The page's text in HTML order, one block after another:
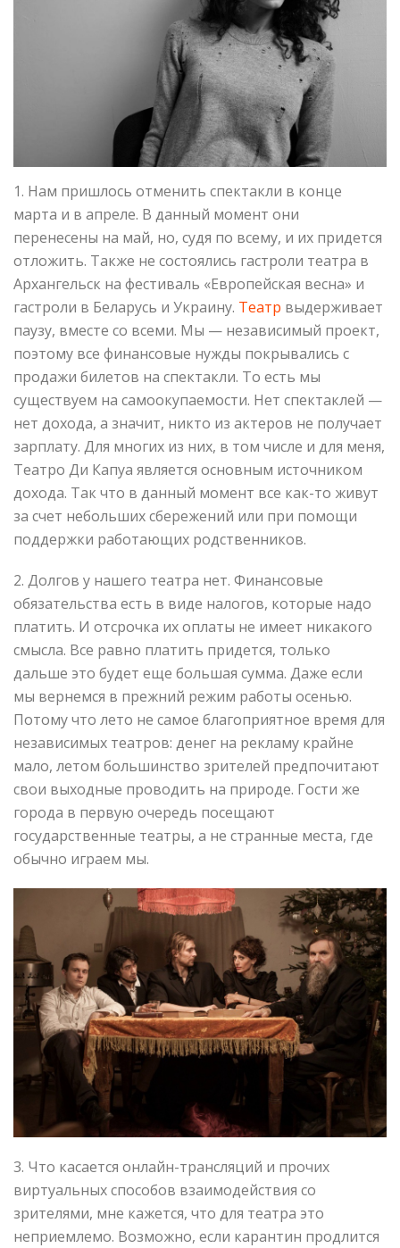
1. Нам пришлось отменить спектакли в конце
марта и в апреле. В данный момент они
перенесены на май, но, судя по всему, и их придется
отложить. Также не состоялись гастроли театра в
Архангельск на фестиваль «Европейская весна» и
гастроли в Беларусь и Украину. Театр выдерживает
паузу, вместе со всеми. Мы — независимый проект,
поэтому все финансовые нужды покрывались с
продажи билетов на спектакли. То есть мы
существуем на самоокупаемости. Нет спектаклей —
нет дохода, а значит, никто из актеров не получает
зарплату. Для многих из них, в том числе и для меня,
Театро Ди Капуа является основным источником
дохода. Так что в данный момент все как-то живут
за счет небольших сбережений или при помощи
поддержки работающих родственников.
2. Долгов у нашего театра нет. Финансовые
обязательства есть в виде налогов, которые надо
платить. И отсрочка их оплаты не имеет никакого
смысла. Все равно платить придется, только
дальше это будет еще большая сумма. Даже если
мы вернемся в прежний режим работы осенью.
Потому что лето не самое благоприятное время для
независимых театров: денег на рекламу крайне
мало, летом большинство зрителей предпочитают
свои выходные проводить на природе. Гости же
города в первую очередь посещают
государственные театры, а не странные места, где
обычно играем мы.
3. Что касается онлайн-трансляций и прочих
виртуальных способов взаимодействия со
зрителями, мне кажется, что для театра это
неприемлемо. Возможно, если карантин продлится